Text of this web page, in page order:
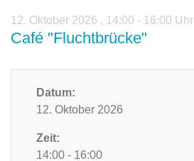
12. Oktober 2026 , 14:00 - 16:00 Uhr
Café "Fluchtbrücke"
Datum:
12. Oktober 2026
Zeit:
14:00 - 16:00